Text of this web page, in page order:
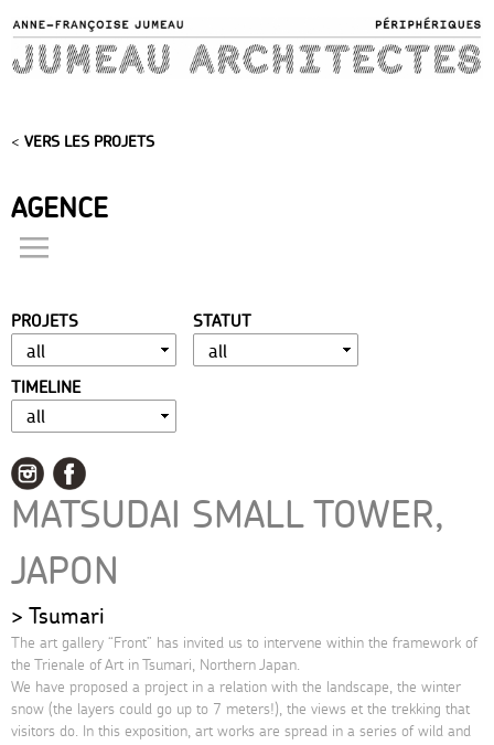
main
content
< VERS LES PROJETS
AGENCE
présentation
distinctions
publications
portfolio
contact
PROJETS STATUT
TIMELINE
MATSUDAI SMALL TOWER,
JAPON
Tsumari
The art gallery “Front” has invited us to intervene within the framework of
the Trienale of Art in Tsumari, Northern Japan.
We have proposed a project in a relation with the landscape, the winter
snow (the layers could go up to 7 meters!), the views et the trekking that
visitors do. In this exposition, art works are spread in a series of wild and